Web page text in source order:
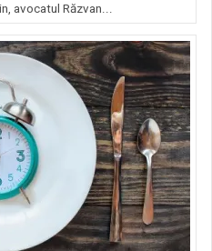
avocatul Răzvan...